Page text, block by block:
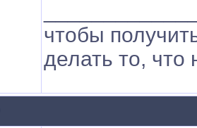
чтобы
делать то, что